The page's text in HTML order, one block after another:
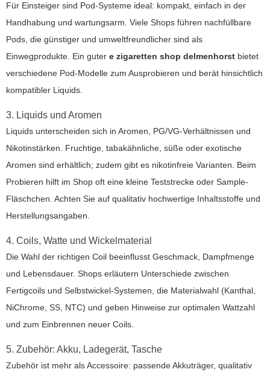
Für Einsteiger sind Pod-Systeme ideal: kompakt, einfach in der
Handhabung und wartungsarm. Viele Shops führen nachfüllbare
Pods, die günstiger und umweltfreundlicher sind als
Einwegprodukte. Ein guter e zigaretten shop delmenhorst bietet
verschiedene Pod-Modelle zum Ausprobieren und berät hinsichtlich
kompatibler Liquids.
3. Liquids und Aromen
Liquids unterscheiden sich in Aromen, PG/VG-Verhältnissen und
Nikotinstärken. Fruchtige, tabakähnliche, süße oder exotische
Aromen sind erhältlich; zudem gibt es nikotinfreie Varianten. Beim
Probieren hilft im Shop oft eine kleine Teststrecke oder Sample-
Fläschchen. Achten Sie auf qualitativ hochwertige Inhaltsstoffe und
Herstellungsangaben.
4. Coils, Watte und Wickelmaterial
Die Wahl der richtigen Coil beeinflusst Geschmack, Dampfmenge
und Lebensdauer. Shops erläutern Unterschiede zwischen
Fertigcoils und Selbstwickel-Systemen, die Materialwahl (Kanthal,
NiChrome, SS, NTC) und geben Hinweise zur optimalen Wattzahl
und zum Einbrennen neuer Coils.
5. Zubehör: Akku, Ladegerät, Tasche
Zubehör ist mehr als Accessoire: passende Akkuträger, qualitativ